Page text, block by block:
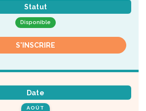
Statut
Disponible
S'INSCRIRE
Date
AOÛT